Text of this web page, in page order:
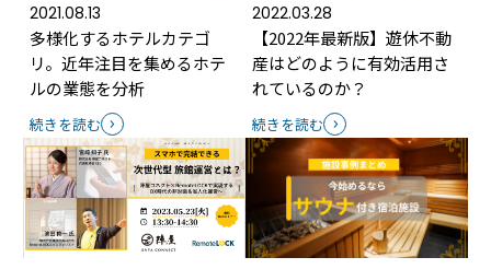
2021.08.13
多様化するホテルカテゴ
リ。近年注目を集めるホテ
ルの業態を分析
続きを読む
2022.03.28
【2022年最新版】遊休不動
産はどのように有効活用さ
れているのか？
続きを読む